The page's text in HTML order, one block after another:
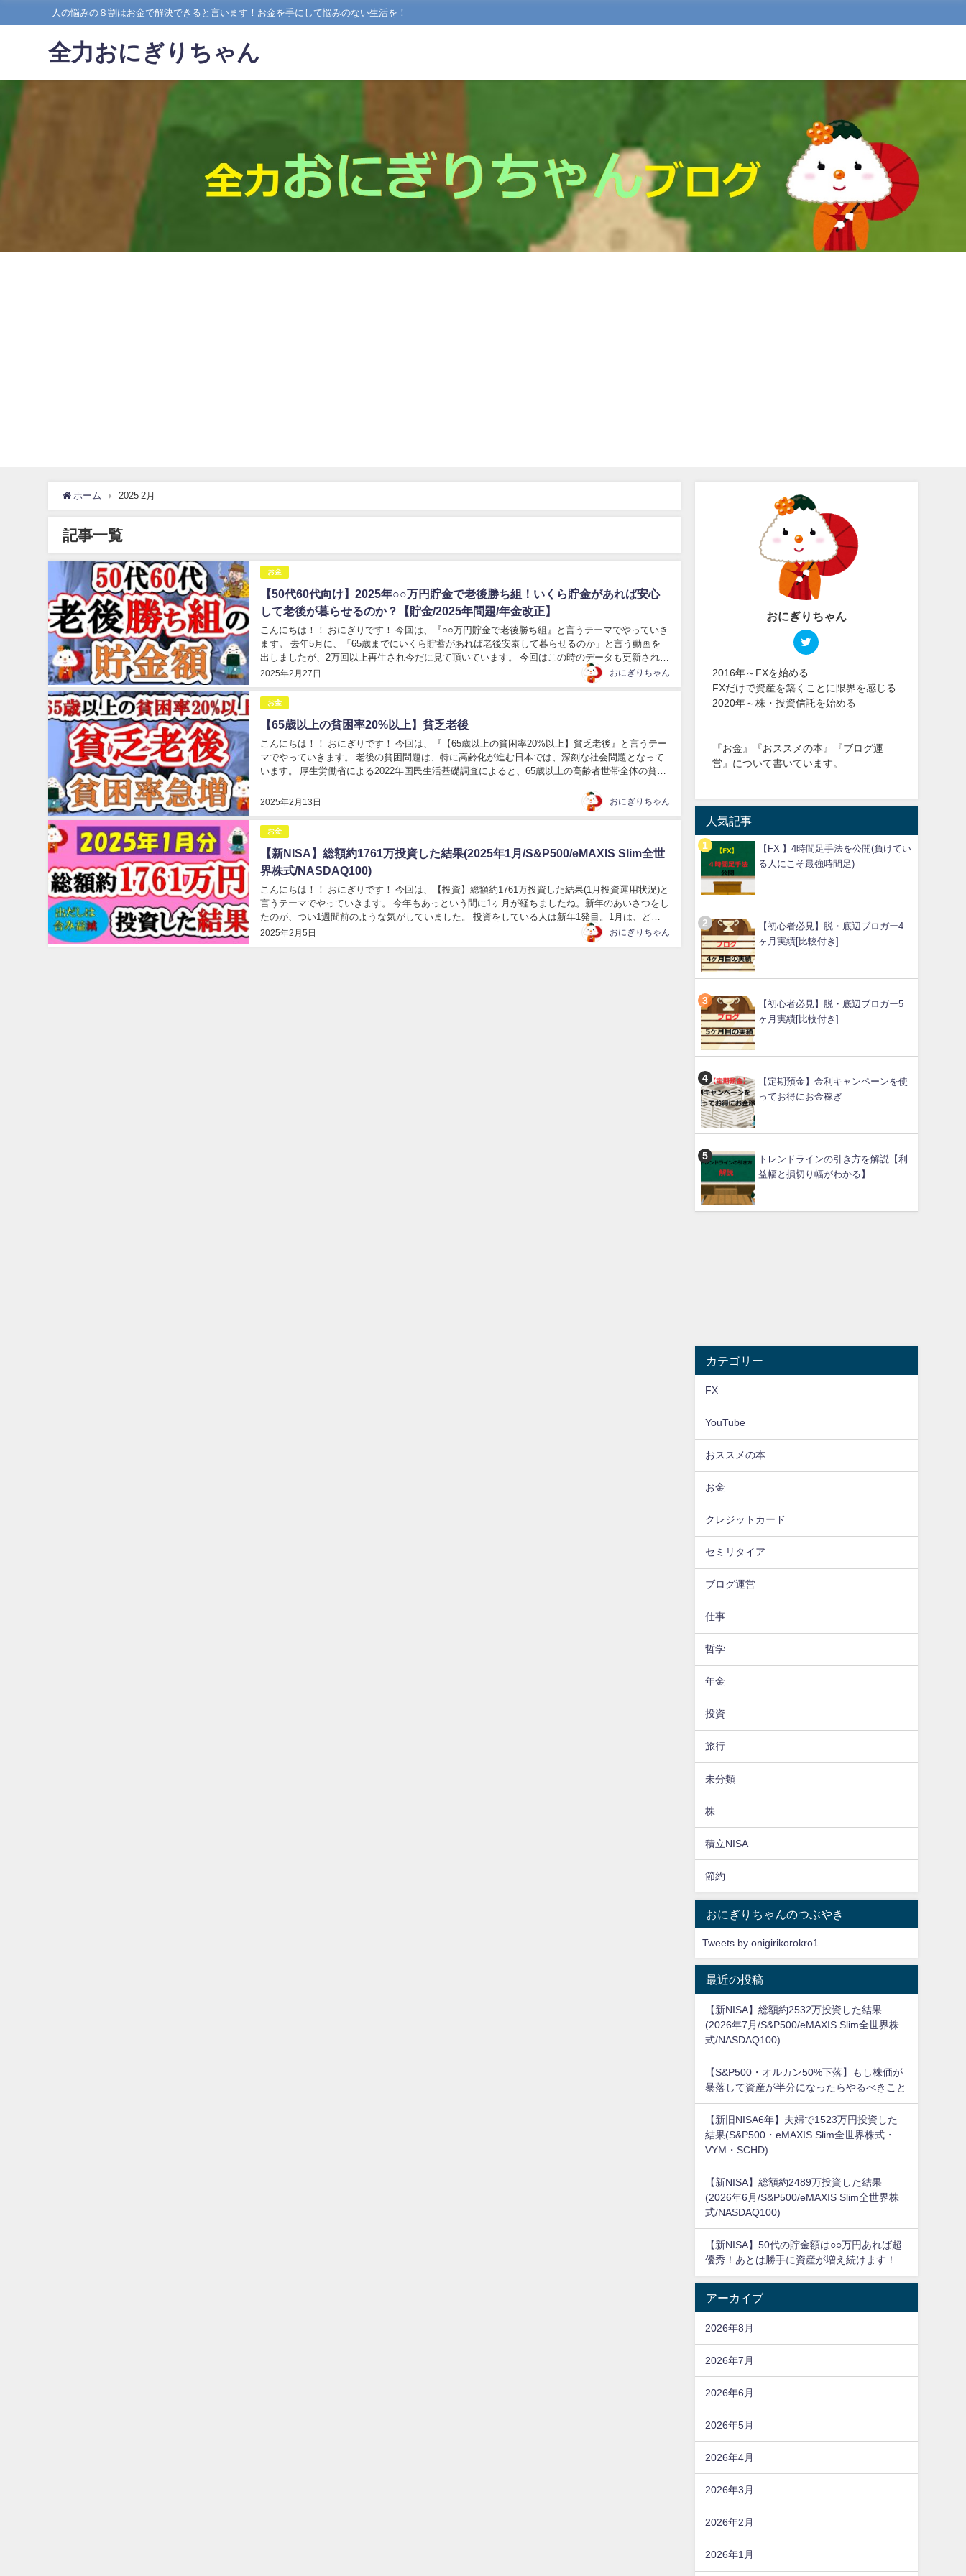
人の悩みの８割はお金で解決できると言います！お金を手にして悩みのない生活を！
全力おにぎりちゃん
ホーム 2025 2月
記事一覧
お金
【50代60代向け】2025年○○万円貯金で老後勝ち組！いくら貯金があれば安心
して老後が暮らせるのか？【貯金/2025年問題/年金改正】
2025年2月27日
こんにちは！！ おにぎりです！ 今回は、『○○万円貯金で老後勝ち組』と言うテーマでやっていき
ます。 去年5月に、「65歳までにいくら貯蓄があれば老後安泰して暮らせるのか」と言う動画を
出しましたが、2万回以上再生され今だに見て頂いています。 今回はこの時のデータも更新され新
たな情報も含めて「老後、いくら必要なのか」を考え...
おにぎりちゃん
お金
【65歳以上の貧困率20%以上】貧乏老後
2025年2月13日
こんにちは！！ おにぎりです！ 今回は、『【65歳以上の貧困率20%以上】貧乏老後』と言うテー
マでやっていきます。 老後の貧困問題は、特に高齢化が進む日本では、深刻な社会問題となって
います。 厚生労働省による2022年国民生活基礎調査によると、65歳以上の高齢者世帯全体の貧困
おにぎりちゃん
お金
【新NISA】総額約1761万投資した結果(2025年1月/S&P500/eMAXIS Slim全世
界株式/NASDAQ100)
2025年2月5日
こんにちは！！ おにぎりです！ 今回は、【投資】総額約1761万投資した結果(1月投資運用状況)と
言うテーマでやっていきます。 今年もあっという間に1ヶ月が経ちましたね。新年のあいさつをし
たのが、つい1週間前のような気がしていました。 投資をしている人は新年1発目。1月は、どん
な結果になりましたか？ わが家は、前月と比...
おにぎりちゃん
おにぎりちゃん
2016年～FXを始める
FXだけで資産を築くことに限界を感じる
2020年～株・投資信託を始める
『お金』『おススメの本』『ブログ運
営』について書いています。
人気記事
【FX 】4時間足手法を公開(負けてい
る人にこそ最強時間足)
【初心者必見】脱・底辺ブロガー4
ヶ月実績[比較付き]
【初心者必見】脱・底辺ブロガー5
ヶ月実績[比較付き]
【定期預金】金利キャンペーンを使
ってお得にお金稼ぎ
トレンドラインの引き方を解説【利
益幅と損切り幅がわかる】
カテゴリー
FX
YouTube
おススメの本
お金
クレジットカード
セミリタイア
ブログ運営
仕事
哲学
年金
投資
旅行
未分類
株
積立NISA
節約
おにぎりちゃんのつぶやき
Tweets by onigirikorokro1
最近の投稿
【新NISA】総額約2532万投資した結果
(2026年7月/S&P500/eMAXIS Slim全世界株
式/NASDAQ100)
【S&P500・オルカン50%下落】もし株価が
暴落して資産が半分になったらやるべきこと
【新旧NISA6年】夫婦で1523万円投資した
結果(S&P500・eMAXIS Slim全世界株式・
VYM・SCHD)
【新NISA】総額約2489万投資した結果
(2026年6月/S&P500/eMAXIS Slim全世界株
式/NASDAQ100)
【新NISA】50代の貯金額は○○万円あれば超
優秀！あとは勝手に資産が増え続けます！
アーカイブ
2026年8月
2026年7月
2026年6月
2026年5月
2026年4月
2026年3月
2026年2月
2026年1月